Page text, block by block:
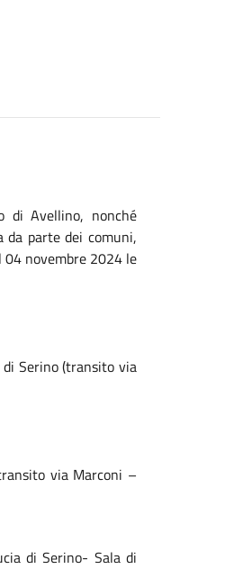
di Avellino, nonché
da parte dei comuni,
04 novembre 2024 le
Serino (transito via
via Marconi –
di Serino- Sala di